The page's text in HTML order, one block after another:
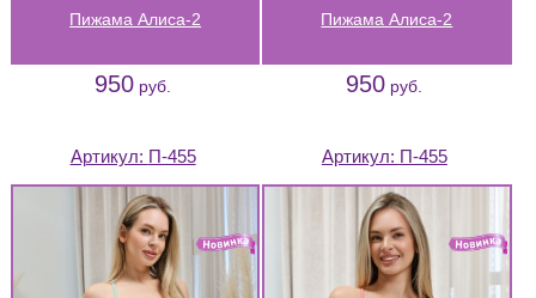
Пижама Алиса-2
950 руб.
Пижама Алиса-2
950 руб.
Артикул: П-455 Артикул: П-455